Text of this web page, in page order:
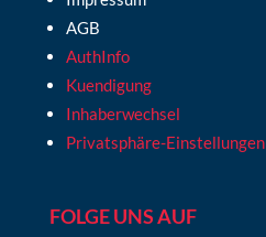
AGB
AuthInfo
Kuendigung
Inhaberwechsel
Privatsphäre-Einstellungen
FOLGE UNS AUF